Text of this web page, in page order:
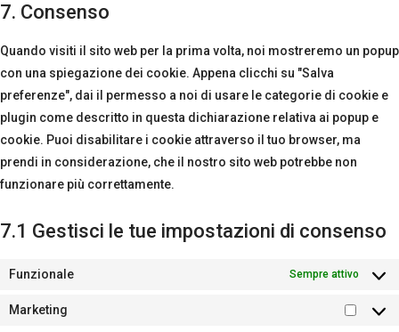
varie
7. Consenso
Quando visiti il sito web per la prima volta, noi mostreremo un popup
con una spiegazione dei cookie. Appena clicchi su "Salva
preferenze", dai il permesso a noi di usare le categorie di cookie e
plugin come descritto in questa dichiarazione relativa ai popup e
cookie. Puoi disabilitare i cookie attraverso il tuo browser, ma
prendi in considerazione, che il nostro sito web potrebbe non
funzionare più correttamente.
7.1 Gestisci le tue impostazioni di consenso
Funzionale Sempre attivo
Marketing